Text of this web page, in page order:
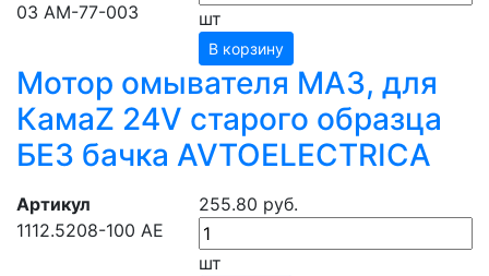
03 АМ-77-003
шт
В корзину
Мотор омывателя МАЗ, для
КамаZ 24V старого образца
БЕЗ бачка AVTOELECTRICA
Артикул
1112.5208-100 АЕ
255.80 руб.
шт